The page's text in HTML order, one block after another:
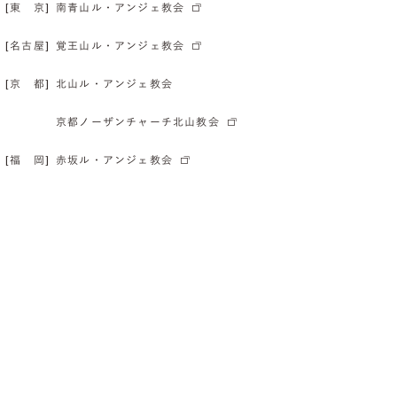
[東 京] 南青山ル・アンジェ教会
[名古屋] 覚王山ル・アンジェ教会
[京 都] 北山ル・アンジェ教会
京都ノーザンチャーチ北山教会
[福 岡] 赤坂ル・アンジェ教会